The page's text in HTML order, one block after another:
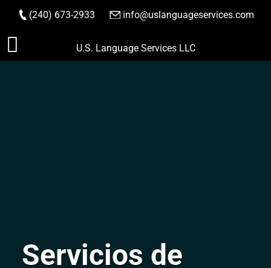
Saltar
(240) 673-2933 info@uslanguageservices.com
HACER PEDIDO
U.S. Language Services LLC
Servicios de